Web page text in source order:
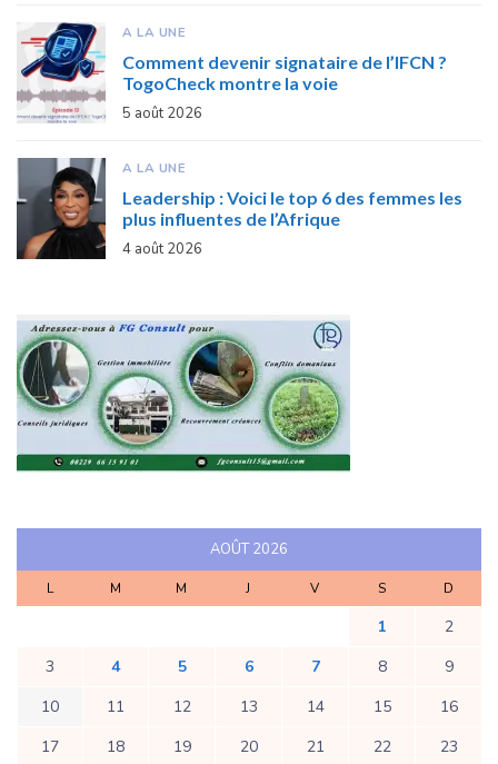
A LA UNE
Comment devenir signataire de l’IFCN ?
TogoCheck montre la voie
5 août 2026
A LA UNE
Leadership : Voici le top 6 des femmes les
plus influentes de l’Afrique
4 août 2026
AOÛT 2026
L M M J V S D
1
2
3
4 5 6 7 8
9
10
11 12 13 14 15
16
17
18 19 20 21 22
23